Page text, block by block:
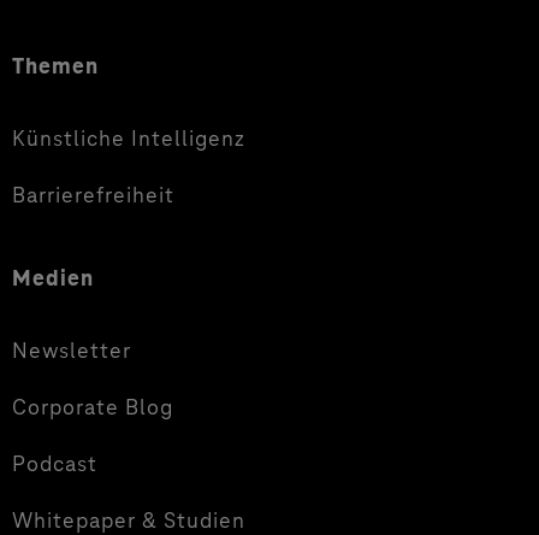
Themen
Künstliche Intelligenz
Barrierefreiheit
Medien
Newsletter
Corporate Blog
Podcast
Whitepaper & Studien